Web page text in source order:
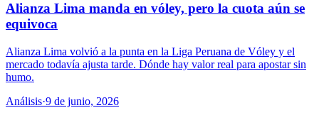
Alianza Lima manda en vóley, pero la cuota aún se
equivoca
Alianza Lima volvió a la punta en la Liga Peruana de Vóley y el
mercado todavía ajusta tarde. Dónde hay valor real para apostar sin
humo.
Análisis·9 de junio, 2026